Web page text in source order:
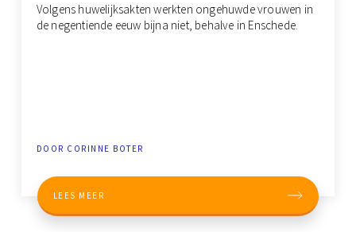
Volgens huwelijksakten werkten ongehuwde vrouwen in
de negentiende eeuw bijna niet, behalve in Enschede.
DOOR CORINNE BOTER
LEES MEER